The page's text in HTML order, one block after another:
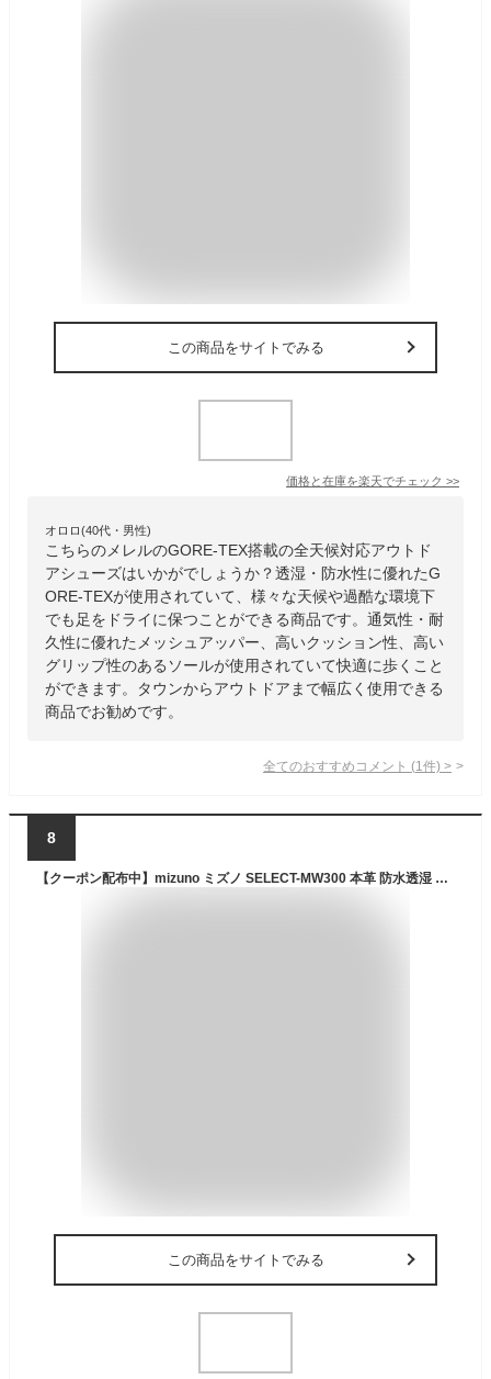
この商品をサイトでみる
価格と在庫を楽天でチェック >>
オロロ(40代・男性)
こちらのメレルのGORE-TEX搭載の全天候対応アウトド
アシューズはいかがでしょうか？透湿・防水性に優れたG
ORE-TEXが使用されていて、様々な天候や過酷な環境下
でも足をドライに保つことができる商品です。通気性・耐
久性に優れたメッシュアッパー、高いクッション性、高い
グリップ性のあるソールが使用されていて快適に歩くこと
ができます。タウンからアウトドアまで幅広く使用できる
商品でお勧めです。
全てのおすすめコメント (1 件) >
8
【クーポン配布中】mizuno ミズノ SELECT-MW300 本革 防水透湿 幅広3E GORE-TEX ゴアテックス メンズシューズ ウォーキング スニーカー セレクトMW300 B1GS2301 09 ブラック 靴 ウォーキングシューズ レインシューズ ローカット 防水・耐水シューズ
この商品をサイトでみる